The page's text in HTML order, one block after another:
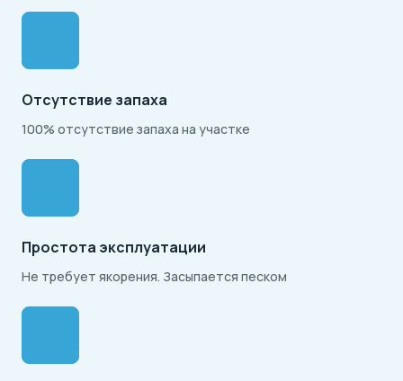
Отсутствие запаха
100% отсутствие запаха на участке
Простота эксплуатации
Не требует якорения. Засыпается песком